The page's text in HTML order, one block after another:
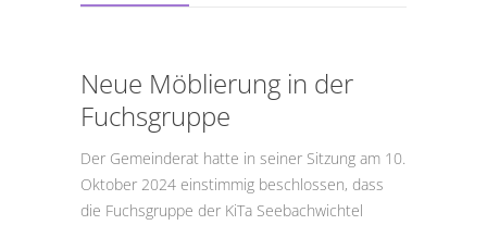
Neue Möblierung in der
Fuchsgruppe
Der Gemeinderat hatte in seiner Sitzung am 10.
Oktober 2024 einstimmig beschlossen, dass
die Fuchsgruppe der KiTa Seebachwichtel